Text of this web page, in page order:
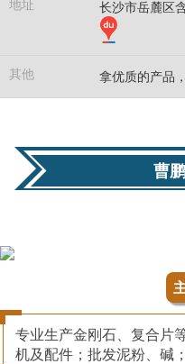
地址 长沙市岳麓区
其他 拿优质的产品
曹
专业生产金刚石、复合片
机及配件；批发泥粉、碱